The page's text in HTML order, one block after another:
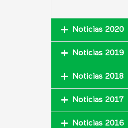
Noticias 2020
Noticias 2019
Noticias 2018
Noticias 2017
Noticias 2016